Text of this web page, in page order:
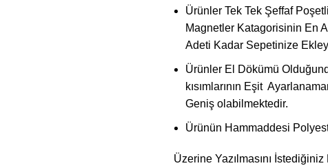
Ürünler Tek Tek Şeffaf
Magnetler Katagorisinin En
Adeti Kadar Sepetinize
Ürünler El Dökümü
kısımlarının Eşit
Geniş olabilmektedir.
Ürünün Hammaddesi
Üzerine Yazılmasını